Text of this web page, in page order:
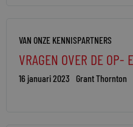
VAN ONZE KENNISPARTNERS
VRAGEN OVER DE OP-
16 januari 2023 Grant Thornton